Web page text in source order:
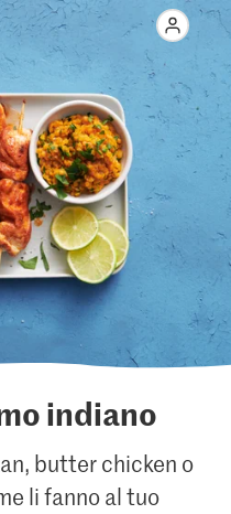
indiano
butter chicken o
li fanno al tuo